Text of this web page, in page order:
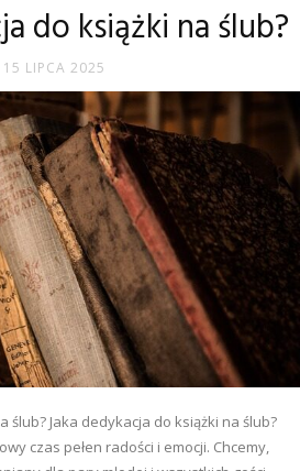
do książki na ślub?
15 LIPCA 2025
ślub? Jaka dedykacja do książki na ślub?
czas pełen radości i emocji. Chcemy,